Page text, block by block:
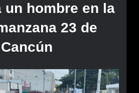
un hombre en la
23 de
Cancún